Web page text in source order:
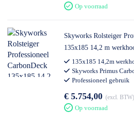
Op voorraad
Skyworks Rolsteiger
135x185 14,2 m
Voorloopleuning
135x185 14,2m
Skyworks Primus
Professioneel gebruik
€ 5.754,00 excl. BTW
Op voorraad